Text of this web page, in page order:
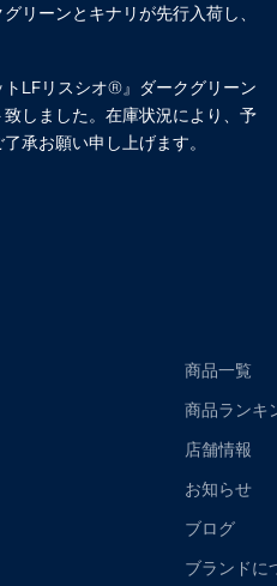
リーンとキナリが先行入荷し、
LFリスシオ®︎』ダークグリーン
しました。在庫状況により、予
承お願い申し上げます。
商品一覧
商品ランキ
店舗情報
お知らせ
ブログ
ブランドに